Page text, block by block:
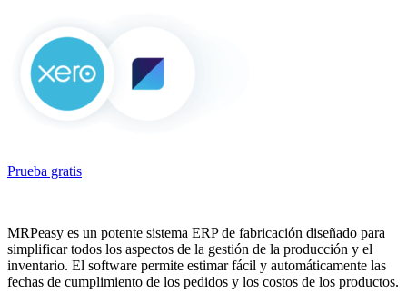
Prueba gratis
MRPeasy es un potente sistema ERP de fabricación diseñado para
simplificar todos los aspectos de la gestión de la producción y el
inventario. El software permite estimar fácil y automáticamente las
fechas de cumplimiento de los pedidos y los costos de los productos.